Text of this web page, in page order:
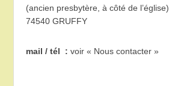
(ancien presbytère, à côté de l’église)
74540 GRUFFY
mail / tél :voir « Nous contacter »